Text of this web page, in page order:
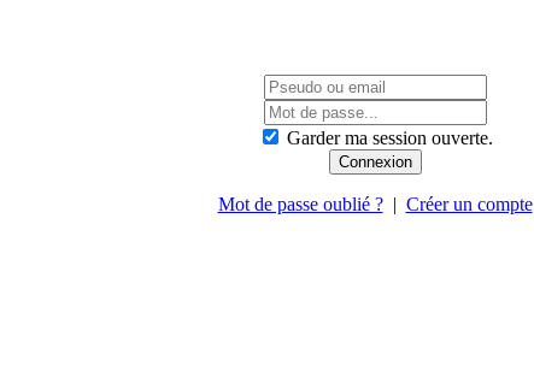
Garder ma session ouverte.
Mot de passe oublié ?| Créer un compte